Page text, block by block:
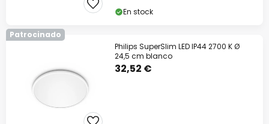
En stock
Patrocinado
Philips SuperSlim LED IP44 2700 K Ø
24,5 cm blanco
32,52 €
Código descuento:
Ahorra ahora
*Marcas excluidas